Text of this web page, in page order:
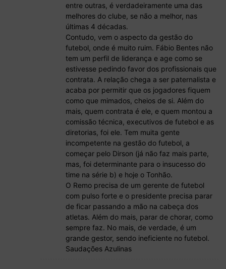
entre outras, é verdadeiramente uma das
melhores do clube, se não a melhor, nas
últimas 4 décadas.
Contudo, vem o aspecto da gestão do
futebol, onde é muito ruim. Fábio Bentes não
tem um perfil de liderança e age como se
estivesse pedindo favor dos profissionais que
contrata. A relação chega a ser paternalista e
acaba por permitir que os jogadores fiquem
como que mimados, cheios de si. Além do
mais, quem contrata é ele, e quem montou a
comissão técnica, executivos de futebol e as
diretorias, foi ele. Tem muita gente
incompetente na gestão do futebol, a
começar pelo Dirson (já não faz mais parte,
mas, foi determinante para o insucesso do
time na série b) e hoje o Tonhão.
O Remo precisa de um gerente de futebol
com pulso forte e o presidente precisa parar
de ficar passando a mão na cabeça dos
atletas. Além do mais, parar de chorar, como
sempre faz. No mais, de verdade, é um
grande gestor, sendo ineficiente no futebol.
Saudações Azulinas